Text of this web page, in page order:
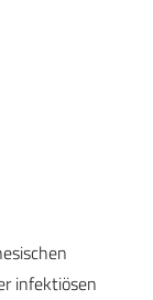
infektiösen